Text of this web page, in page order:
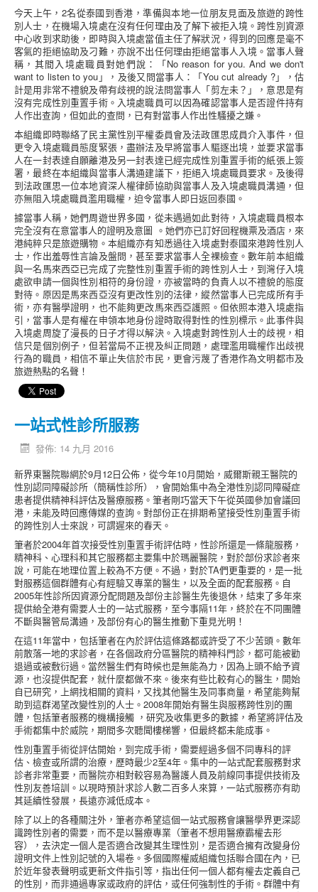
今天上午，2名從泰國到香港，準備與本地一位朋友見面及旅遊的跨性
別人士，在機場入境處在沒有任何理由及了解下被拒入境。跨性別資源
中心收到求助後，即時與入境處當值主任了解狀況，得到的回應是毫不
客氣的拒絕協助及刁難，亦說不出任何理由拒絕當事人入境。當事人聲
稱，其間入境處職員對她們說：「No reason for you. And we don't
want to listen to you」，及後又問當事人：「You cut already ?」，估
計是用非常不禮貌及帶有歧視的說法問當事人「剪左未？」，意思是有
沒有完成性別重置手術。入境處職員可以因為確認當事人是否證件持有
人作出查詢，但如此的查問，已有對當事人作出性騷擾之嫌。
本組織即時聯絡了民主黨性別平權委員會及法政匯思成員介入事件，但
更令入境處職員態度緊張，盡辦法及早將當事人驅逐出境，並要求當事
人在一封表達自願離港及另一封表達已經完成性別重置手術的紙張上簽
署，最終在本組織與當事人溝通建議下，拒絕入境處職員要求。及後得
到法政匯思一位本地資深人權律師協助與當事人及入境處職員溝通，但
亦無阻入境處職員濫用職權，迫令當事人即日返回泰國。
據當事人稱，她們周遊世界多國，從未遇過如此對待，入境處職員根本
完全沒有在意當事人的證明及意圖 。她們亦已訂好回程機票及酒店，來
港純粹只是旅遊購物。本組織亦有知悉過往入境處對泰國來港跨性別人
士，作出羞辱性言論及盤問，甚至要求當事人全裸檢查。數年前本組織
與一名馬來西亞已完成了完整性別重置手術的跨性別人士，到灣仔入境
處欲申請一個與性別相符的身份證，亦被當時的負責人以不禮貌的態度
對待。原因是馬來西亞沒有更改性別的法律，縱然當事人已完成所有手
術，亦有醫學證明，也不能夠更改馬來西亞護照。但依照本港入境處指
引，當事人是有權在申領本地身份證時取得對性的性別標示。此事件與
入境處周旋了漫長的日子才得以解決。入境處對跨性別人士的歧視，相
信只是個別例子，但若當局不正視及糾正問題，處理濫用職權作出歧視
行為的職員，相信不單止失信於市民，更會污蔑了香港作為文明都市及
旅遊熱點的名聲！
一站式性診所服務
發佈: 14 九月 2016
新界東醫院聯網於9月12日公佈，從今年10月開始，威爾斯親王醫院的
性別認同障礙診所（簡稱性診所），會開始集中為全港性別認同障礙症
患者提供精神科評估及醫療服務。筆者剛巧當天下午從英國參加會議回
港，未能及時回應傳媒的查詢。對部份正在排期希望接受性別重置手術
的跨性別人士來說，可謂遲來的春天。
筆者於2004年首次接受性別重置手術評估時，性診所還是一條龍服務，
精神科、心理科和其它服務都主要集中於瑪麗醫院，對於部份求診者來
說，可能在地理位置上較為不方便。不過，對於TA們更重要的，是一批
對服務這個群體有心有經驗又專業的醫生，以及全面的配套服務。自
2005年性診所因資源分配問題及部份主診醫生先後退休，結束了多年來
提供給全港有需要人士的一站式服務，至今事隔11年，終於在不同團體
不斷與醫管局溝通，及部份有心的醫生推動下重見光明！
在這11年當中，包括筆者在內於評估這條路都或許受了不少苦頭。數年
前散落一地的求診者，在各個政府分區醫院的精神科門診，都可能被勸
退過或被敷衍過。當然醫生們有時候也是無能為力，因為上頭不給予資
源，也沒提供配套，就什麼都做不來。後來有些比較有心的醫生，開始
自已研究，上網找相關的資料，又找其他醫生及同事商量，希望能夠幫
助到這群渴望改變性別的人士。2008年開始有醫生與服務跨性別的團
體，包括筆者服務的機構接觸 ，研究及收集更多的數據，希望將評估及
手術都集中於威院，期間多次聽聞樓梯響，但最終都未能成事。
性別重置手術從評估開始，到完成手術，需要經過多個不同專科的評
估、檢查或所謂的治療，歷時最少2至4年。集中的一站式配套服務對求
診者非常重要，而醫院亦相對較容易為醫護人員及前線同事提供技術及
性別友善培訓。以現時預計求診人數二百多人來算，一站式服務亦有助
其延續性發展，長遠亦減低成本。
除了以上的各種關注外，筆者亦希望這個一站式服務會讓醫學界更深認
識跨性別者的需要，而不是以醫療專業（筆者不想用醫療霸權去形
容），去決定一個人是否適合改變其生理性別，是否適合擁有改變身份
證明文件上性別記號的入場卷。多個國際權威組織包括聯合國在內，已
於近年發表聲明或更新文件指引等，指出任何一個人都有權去定義自己
的性別，而非通過專家或政府的評估，或任何強制性的手術。群體中有